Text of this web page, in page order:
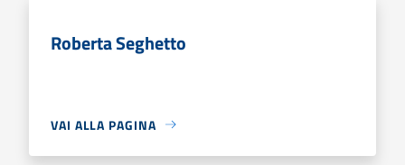
Roberta Seghetto
VAI ALLA PAGINA